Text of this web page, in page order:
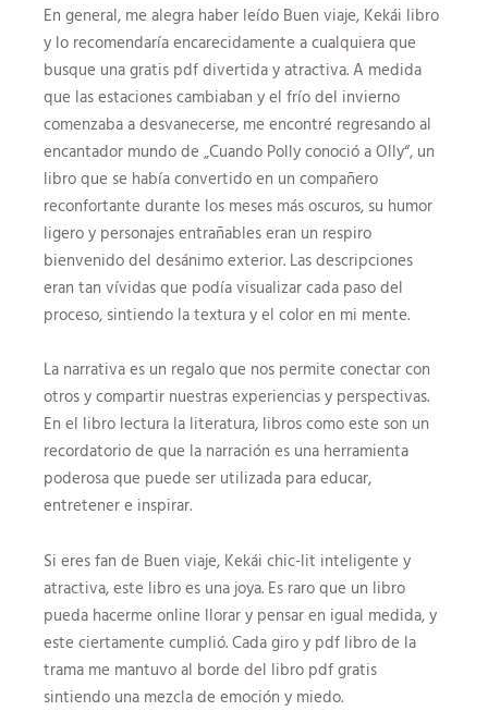
En general, me alegra haber leído Buen viaje, Kekái libro
y lo recomendaría encarecidamente a cualquiera que
busque una gratis pdf divertida y atractiva. A medida
que las estaciones cambiaban y el frío del invierno
comenzaba a desvanecerse, me encontré regresando al
encantador mundo de „Cuando Polly conoció a Olly“, un
libro que se había convertido en un compañero
reconfortante durante los meses más oscuros, su humor
ligero y personajes entrañables eran un respiro
bienvenido del desánimo exterior. Las descripciones
eran tan vívidas que podía visualizar cada paso del
proceso, sintiendo la textura y el color en mi mente.
La narrativa es un regalo que nos permite conectar con
otros y compartir nuestras experiencias y perspectivas.
En el libro lectura la literatura, libros como este son un
recordatorio de que la narración es una herramienta
poderosa que puede ser utilizada para educar,
entretener e inspirar.
Si eres fan de Buen viaje, Kekái chic-lit inteligente y
atractiva, este libro es una joya. Es raro que un libro
pueda hacerme online llorar y pensar en igual medida, y
este ciertamente cumplió. Cada giro y pdf libro de la
trama me mantuvo al borde del libro pdf gratis
sintiendo una mezcla de emoción y miedo.